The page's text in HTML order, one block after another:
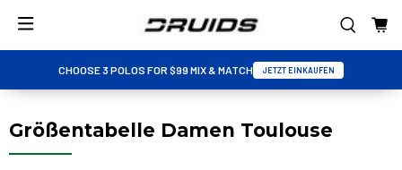
CHOOSE 3 POLOS FOR $99 MIX & MATCH JETZT EINKAUFEN
Größentabelle Damen Toulouse